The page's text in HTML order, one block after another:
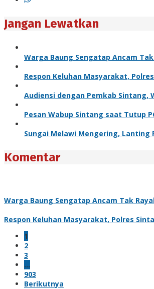
Jangan Lewatkan
Warga Baung Sengatap Ancam
Respon Keluhan Masyarakat,
Audiensi dengan Pemkab Sintang,
Pesan Wabup Sintang saat Tutup
Sungai Melawi Mengering, Lanting
Komentar
Warga Baung Sengatap Ancam Tak
Respon Keluhan Masyarakat, Polres
1
2
3
…
903
Berikutnya